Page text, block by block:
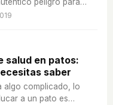
cómo les
salud en patos:
saber
algo complicado, lo
a un pato es